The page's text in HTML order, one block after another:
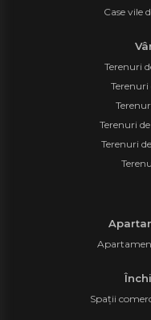
Case vile
Terenuri
Terenuri
Terenuri
Spații